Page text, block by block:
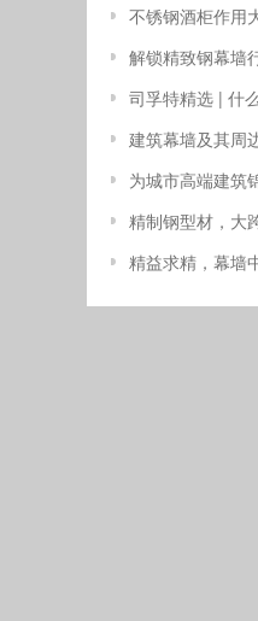
不锈钢酒柜作用
解锁精致钢幕墙
司孚特精选 | 什么是
建筑幕墙及其周边产品，
为城市高端建筑
精制钢型材，大
精益求精，幕墙